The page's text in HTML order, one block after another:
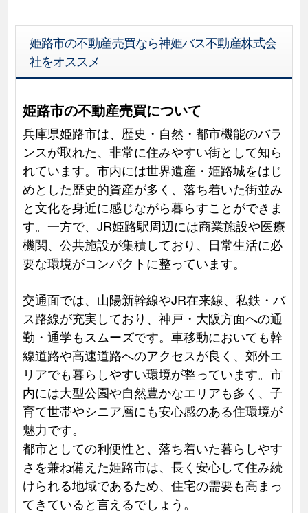
姫路市の不動産売買なら神姫バス不動産株式会
社をオススメ
姫路市の不動産売買について
兵庫県姫路市は、歴史・自然・都市機能のバラ
ンスが取れた、非常に住みやすい街として知ら
れています。市内には世界遺産・姫路城をはじ
めとした歴史的資産が多く、落ち着いた街並み
と文化を身近に感じながら暮らすことができま
す。一方で、JR姫路駅周辺には商業施設や医療
機関、公共施設が集積しており、日常生活に必
要な環境がコンパクトに整っています。
交通面では、山陽新幹線やJR在来線、私鉄・バ
ス路線が充実しており、神戸・大阪方面への通
勤・通学もスムーズです。車移動においても幹
線道路や高速道路へのアクセスが良く、郊外エ
リアでも暮らしやすい環境が整っています。市
内には大型公園や自然豊かなエリアも多く、子
育て世帯やシニア層にも安心感のある住環境が
魅力です。
都市としての利便性と、落ち着いた暮らしやす
さを兼ね備えた姫路市は、長く安心して住み続
けられる地域であるため、住宅の需要も高まっ
てきていると言えるでしょう。